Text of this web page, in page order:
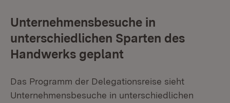
Unternehmensbesuche in
unterschiedlichen Sparten des
Handwerks geplant
Das Programm der Delegationsreise sieht
Unternehmensbesuche in unterschiedlichen